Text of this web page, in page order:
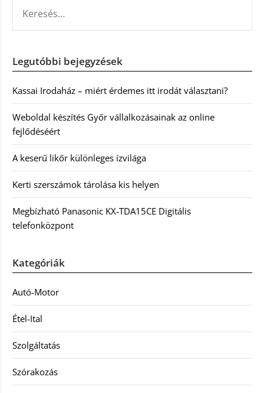
Legutóbbi bejegyzések
Kassai Irodaház – miért érdemes itt irodát választani?
Weboldal készítés Győr vállalkozásainak az online
fejlődéséért
A keserű likőr különleges ízvilága
Kerti szerszámok tárolása kis helyen
Megbízható Panasonic KX-TDA15CE Digitális
telefonközpont
Kategóriák
Autó-Motor
Étel-Ital
Szolgáltatás
Szórakozás